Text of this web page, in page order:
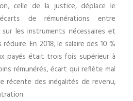
celle de la justice, déplace le
de rémunérations entre
les instruments nécessaires et
En 2018, le salaire des 10 %
payés était trois fois supérieur à
rémunérés, écart qui reflète mal
récente des inégalités de revenu,